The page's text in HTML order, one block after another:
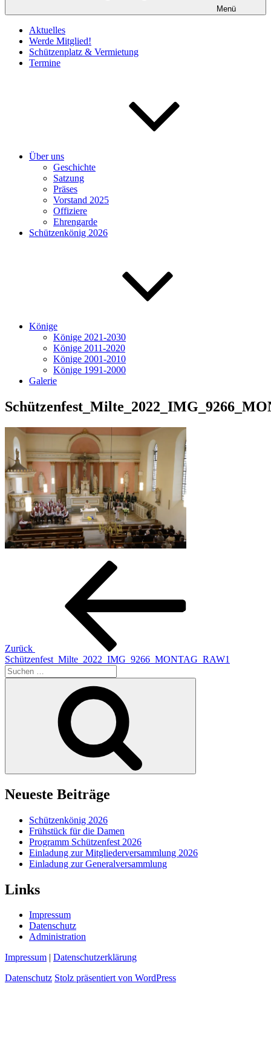
Menü
Aktuelles
Werde Mitglied!
Schützenplatz & Vermietung
Termine
Über uns
Geschichte
Satzung
Präses
Vorstand 2025
Offiziere
Ehrengarde
Schützenkönig 2026
Könige
Könige 2021-2030
Könige 2011-2020
Könige 2001-2010
Könige 1991-2000
Galerie
Beitragsnavigation
Zurück
Schützenfest_Milte_2022_IMG_9266_MONTAG_RAW1
Suchen
nach:
Neueste Beiträge
Schützenkönig 2026
Frühstück für die Damen
Programm Schützenfest 2026
Einladung zur Mitgliederversammlung 2026
Einladung zur Generalversammlung
Links
Impressum
Datenschutz
Administration
Impressum | Datenschutzerklärung
Datenschutz Stolz präsentiert von WordPress